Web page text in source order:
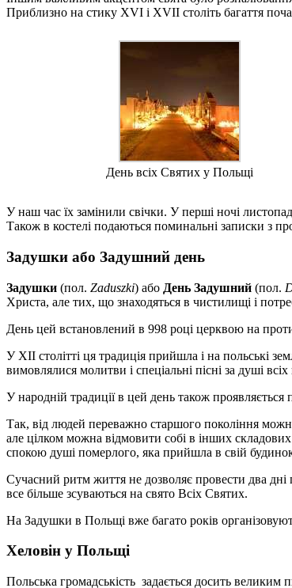
Приблизно на стику XVI і XVII століть багаття
День всіх Святих у Польщі
У наш час їх замінили свічки. У перші ночі
Також в костелі подаються поминальні записки з
Задушки або Задушний день
Задушки (пол. Zaduszki) або День Задушний (пол.
Христа, але тих, що знаходяться в чистилищі і
День цей встановлений в 998 році церквою на
У XII столітті ця традиція прийшла і на польські
вимовлялися молитви і спеціальні пісні за душі всіх
У народній традиції в цей день також
Так, від людей переважно старшого покоління
але цілком можна відмовити собі в інших
спокою душі померлого, яка прийшла в свій
Сучасний ритм життя не дозволяє провести два дні
все більше зсуваються на свято Всіх Святих.
На Задушки в Польщі вже багато років
Хеловін у Польщі
Польська громадськість задається досить